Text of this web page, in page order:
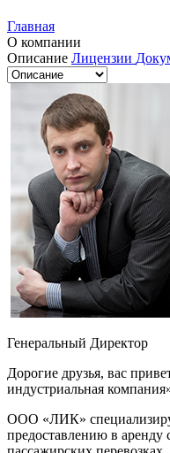
Главная
О компании
Описание Лицензии
Генеральный Директор
Дорогие друзья, вас
индустриальная
ООО «ЛИК»
предоставлению в аренду